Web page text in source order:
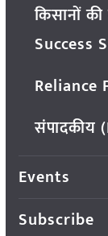
किसानों
Success
Reliance
संपादकीय
Events
Subscribe